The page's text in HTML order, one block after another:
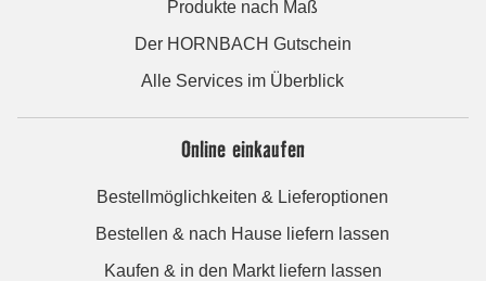
Produkte nach Maß
Der HORNBACH Gutschein
Alle Services im Überblick
Online einkaufen
Bestellmöglichkeiten & Lieferoptionen
Bestellen & nach Hause liefern lassen
Kaufen & in den Markt liefern lassen